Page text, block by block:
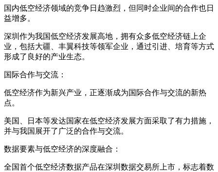
国内低空经济领域的竞争日趋激烈，但同时企业间的合作也日
益增多。
深圳作为我国低空经济发展高地，拥有众多低空经济链上企
业，包括大疆、丰翼科技等领军企业，通过引进、培育等方式
形成了良好的产业生态。
国际合作与交流：
低空经济作为新兴产业，正逐渐成为国际合作与交流的新热
点。
美国、日本等发达国家在低空经济发展方面采取了有力措施，
并与我国展开了广泛的合作与交流。
数据要素与低空经济的深度融合：
全国首个低空经济数据产品在深圳数据交易所上市，标志着数